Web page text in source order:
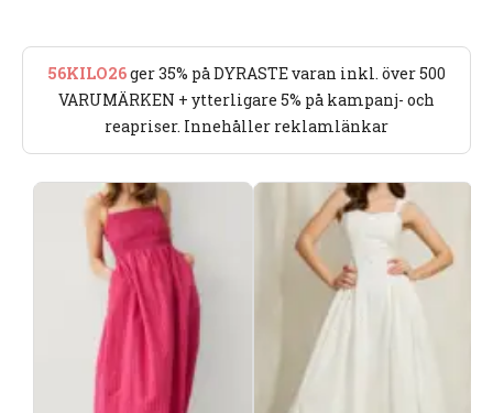
56KILO26ger 35% på DYRASTE varan inkl. över 500
VARUMÄRKEN + ytterligare 5% på kampanj- och
reapriser. Innehåller reklamlänkar